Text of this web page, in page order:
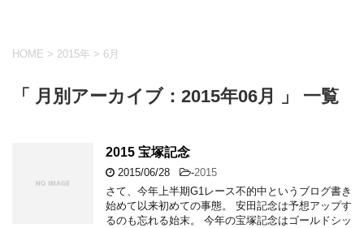
HOME > 2015年 > 6月
「 月別アーカイブ：2015年06月 」 一覧
2015 宝塚記念
2015/06/28 -2015
さて、今年上半期G1レース不的中というブログ書き
始めて以来初めての事態。 安田記念は予想アップす
るのも忘れる始末。 今年の宝塚記念はゴールドシッ